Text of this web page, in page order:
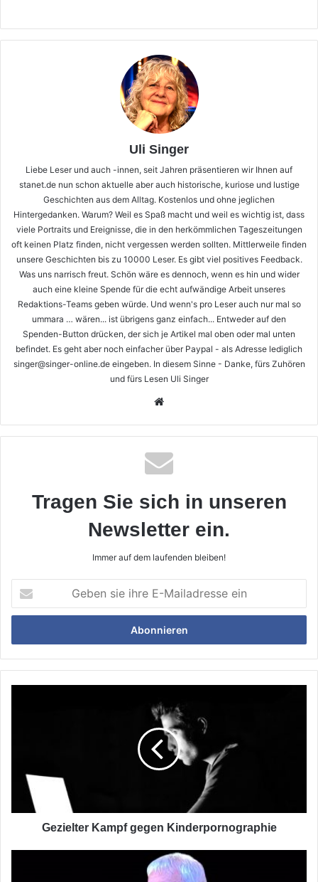
Uli Singer
Liebe Leser und auch -innen, seit Jahren präsentieren wir Ihnen auf
stanet.de nun schon aktuelle aber auch historische, kuriose und lustige
Geschichten aus dem Alltag. Kostenlos und ohne jeglichen
Hintergedanken. Warum? Weil es Spaß macht und weil es wichtig ist, dass
viele Portraits und Ereignisse, die in den herkömmlichen Tageszeitungen
oft keinen Platz finden, nicht vergessen werden sollten. Mittlerweile finden
unsere Geschichten bis zu 10000 Leser. Es gibt viel positives Feedback.
Was uns narrisch freut. Schön wäre es dennoch, wenn es hin und wider
auch eine kleine Spende für die echt aufwändige Arbeit unseres
Redaktions-Teams geben würde. Und wenn's pro Leser auch nur mal so
ummara … wären... ist übrigens ganz einfach... Entweder auf den
Spenden-Button drücken, der sich je Artikel mal oben oder mal unten
befindet. Es geht aber noch einfacher über Paypal - als Adresse lediglich
singer@singer-online.de eingeben. In diesem Sinne - Danke, fürs Zuhören
und fürs Lesen Uli Singer
Tragen Sie sich in unseren
Newsletter ein.
Immer auf dem laufenden bleiben!
sie
ihre
Mailadresse
ein
Gezielter Kampf gegen Kinderpornographie